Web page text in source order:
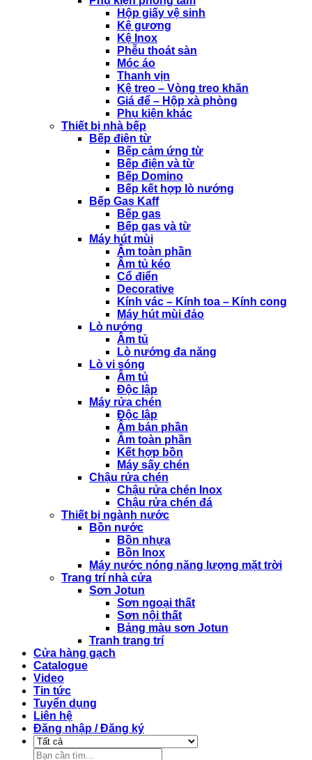
Hộp giấy vệ sinh
Kệ gương
Kệ Inox
Phễu thoát sàn
Móc áo
Thanh vịn
Kệ treo – Vòng treo khăn
Giá để – Hộp xà phòng
Phụ kiện khác
Thiết bị nhà bếp
Bếp điện từ
Bếp cảm ứng từ
Bếp điện và từ
Bếp Domino
Bếp kết hợp lò nướng
Bếp Gas Kaff
Bếp gas
Bếp gas và từ
Máy hút mùi
Âm toàn phần
Âm tủ kéo
Cổ điển
Decorative
Kính vác – Kính toa – Kính cong
Máy hút mùi đảo
Lò nướng
Âm tủ
Lò nướng đa năng
Lò vi sóng
Âm tủ
Độc lập
Máy rửa chén
Độc lập
Âm bán phần
Âm toàn phần
Kết hợp bồn
Máy sấy chén
Chậu rửa chén
Chậu rửa chén Inox
Chậu rửa chén đá
Thiết bị ngành nước
Bồn nước
Bồn nhựa
Bồn Inox
Máy nước nóng năng lượng mặt trời
Trang trí nhà cửa
Sơn Jotun
Sơn ngoại thất
Sơn nội thất
Bảng màu sơn Jotun
Tranh trang trí
Cửa hàng gạch
Catalogue
Video
Tin tức
Tuyển dụng
Liên hệ
Đăng nhập / Đăng ký
Tìm